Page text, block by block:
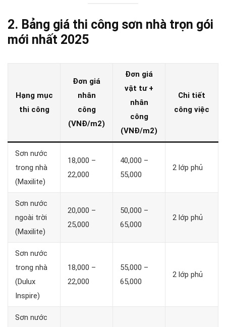
2. Bảng giá thi công sơn nhà trọn gói
mới nhất 2025
Hạng mục
thi công
Đơn giá
nhân
công
(VNĐ/m2)
Đơn giá
vật tư +
nhân
công
(VNĐ/m2)
Chi tiết
công việc
Sơn nước
trong nhà
(Maxilite)
18,000 –
22,000
40,000 –
55,000
2 lớp phủ
Sơn nước
ngoài trời
(Maxilite)
20,000 –
25,000
50,000 –
65,000
2 lớp phủ
Sơn nước
trong nhà
(Dulux
Inspire)
18,000 –
22,000
55,000 –
65,000
2 lớp phủ
Sơn nước